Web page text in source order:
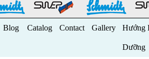
Blog Catalog Contact Gallery Hướng
Dưỡng